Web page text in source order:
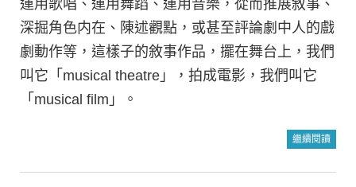
運用歌唱、運用舞蹈、運用音樂，從而推展敘事、
深掘角色内在、陳述觀點，或甚至評論劇中人的戲
劇動作等，這樣子的敘事作品，擺在舞台上，我們
叫它「musical theatre」，拍成電影，我們叫它
「musical film」。
繼續閱讀